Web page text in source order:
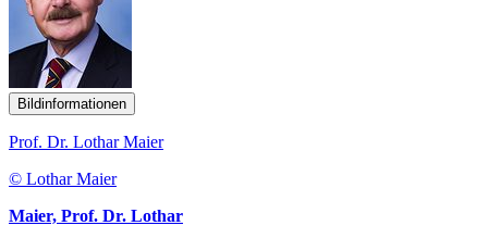
Bildinformationen
Prof. Dr. Lothar Maier
© Lothar Maier
Maier, Prof. Dr. Lothar